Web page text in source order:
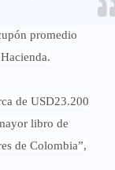
promedio
de USD23.200
libro de
de Colombia”,